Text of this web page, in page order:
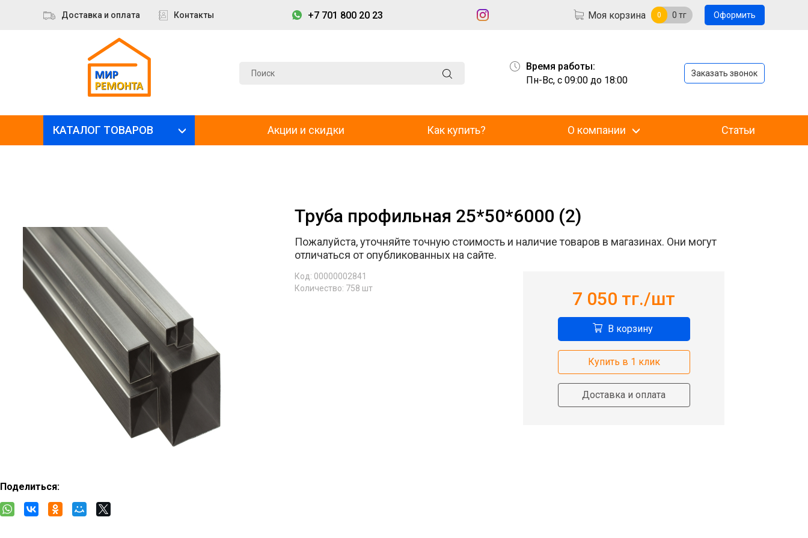
Доставка и оплата Контакты +7 701 800 20 23 Моя корзина 0 0 тг Оформить
Время работы:
Пн-Вс, с 09:00 до 18:00
Заказать звонок
КАТАЛОГ ТОВАРОВ Акции и скидки Как купить? О компании Статьи
Поделиться:
Труба профильная 25*50*6000 (2)
Пожалуйста, уточняйте точную стоимость и наличие товаров в магазинах. Они могут
отличаться от опубликованных на сайте.
Код: 00000002841
Количество: 758 шт 7 050 тг./шт
В корзину
Купить в 1 клик
Доставка и оплата